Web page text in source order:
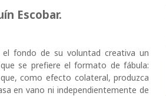
Escobar.
fondo de su voluntad creativa un
se prefiere el formato de fábula:
como efecto colateral, produzca
en vano ni independientemente de